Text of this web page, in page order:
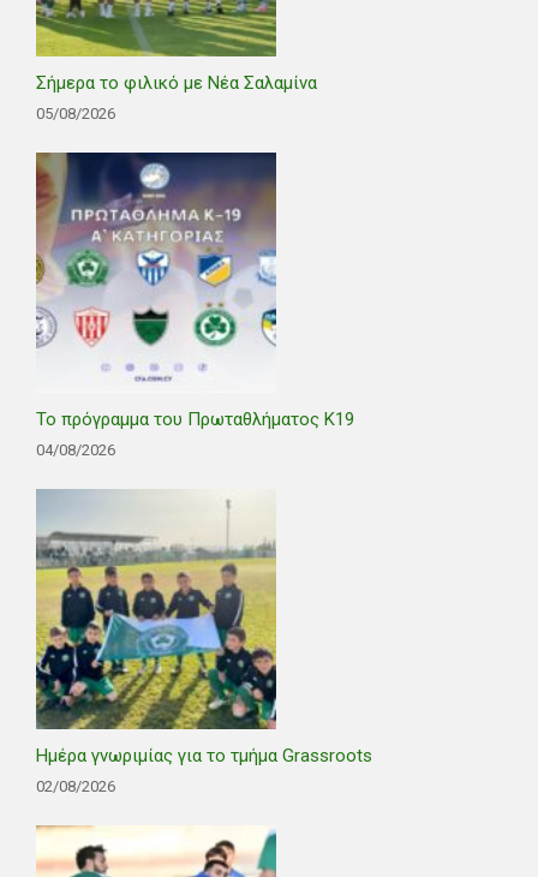
Σήμερα το φιλικό με Νέα Σαλαμίνα
05/08/2026
Το πρόγραμμα του Πρωταθλήματος Κ19
04/08/2026
Ημέρα γνωριμίας για το τμήμα Grassroots
02/08/2026